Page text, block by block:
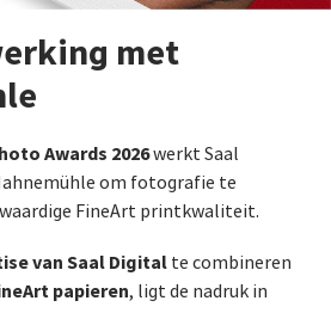
met
Awards 2026werkt Saal
om fotografie te
FineArt printkwaliteit.
van Saal Digital te combineren
papieren, ligt de nadruk in